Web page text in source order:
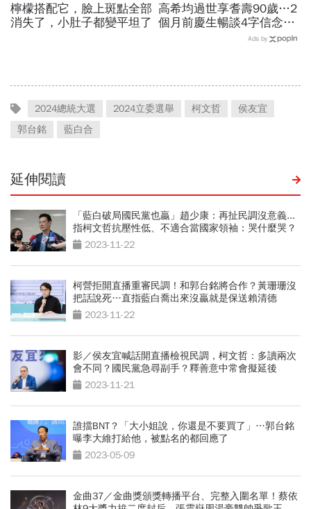
檸檬搭配它，臉上斑點全部
消失了，小肚子都變平坦了
高希均過世享耆壽90歲…2
個月前慶生暢談4字信念，
回憶錄給讀者忠告：自求多
Ads by
2024總統大選 2024立委選舉 柯文哲
侯友宜
郭台銘
藍白合
延伸閱讀
「藍白破局國民黨也贏」趙少康：再扯民調沒意義...
指柯文哲抗壓性低、不適合當國家領袖：哭什麼哭？
2023-11-22
柯營拒開直播重審民調！和郭台銘將合作？黃珊珊沒
把話說死…直指藍白喬出來沒贏就是保送賴清德
2023-11-22
影／侯友宜喊話開直播檢視民調，柯文哲：多讀兩次
會不同？國民黨急尋副手？釋善意中常會擬延後
2023-11-21
誰擋BNT？「大小姐說，你還是不要買了」…郭台銘
曝李大維打給他，被點名的都回應了
2023-05-09
金曲37／金曲獎頒獎轉播平台、完整入圍名單！蔡依